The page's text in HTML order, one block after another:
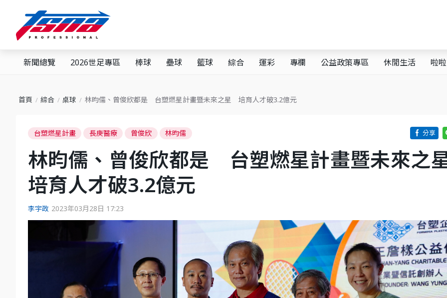
新聞總覽 2026世足專區 棒球 壘球 籃球 綜合 運彩 專欄 公益政策專區 休閒生活 啦
首頁 綜合 桌球 林昀儒、曾俊欣都是 台塑燃星計畫暨未來之星 培育人才破3.2億元
台塑燃星計畫 長庚醫療 曾俊欣 林昀儒
林昀儒、曾俊欣都是 台塑燃星計畫暨未來
培育人才破3.2億元
李宇政 2023年03月28日 17:23